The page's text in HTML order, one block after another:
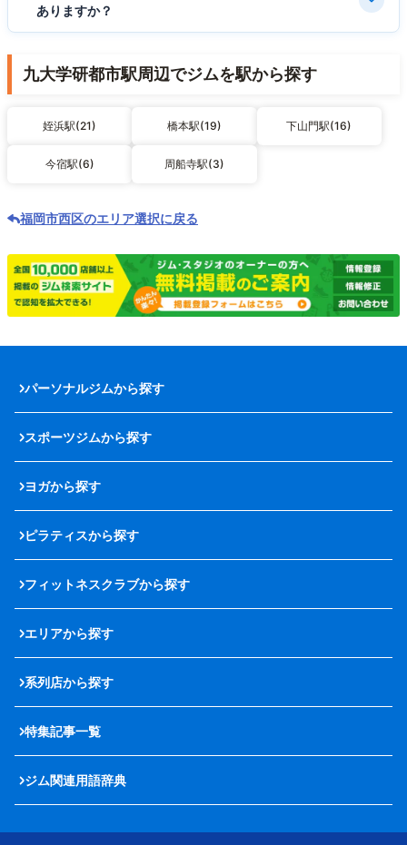
ありますか？
九大学研都市駅周辺でジムを駅から探す
姪浜駅(21) 橋本駅(19) 下山門駅(16)
今宿駅(6) 周船寺駅(3)
福岡市西区のエリア選択に戻る
パーソナルジムから探す
スポーツジムから探す
ヨガから探す
ピラティスから探す
フィットネスクラブから探す
エリアから探す
系列店から探す
特集記事一覧
ジム関連用語辞典